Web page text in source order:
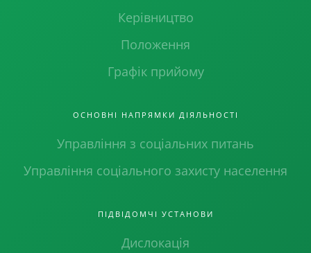
Керівництво
Положення
Графік прийому
ОСНОВНІ НАПРЯМКИ ДІЯЛЬНОСТІ
Управління з соціальних питань
Управління соціального захисту населення
ПІДВІДОМЧІ УСТАНОВИ
Дислокація